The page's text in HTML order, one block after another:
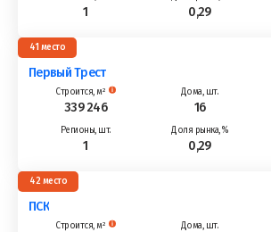
1 0,29
41
Первый Трест
339 246 16
1 0,29
42
ПСК